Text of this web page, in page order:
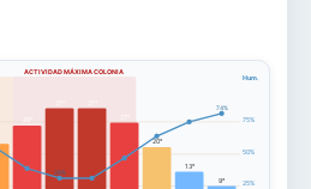
ACTIVIDAD MÁXIMA COLONIA
25%
50%
75%
Hum.
26°
20°
13°
9°
28%
74%